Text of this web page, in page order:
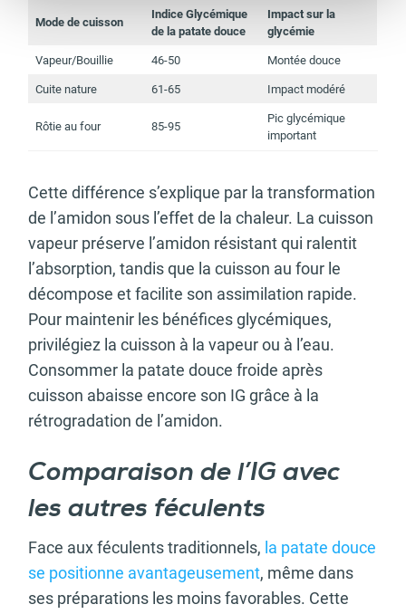
Mode de cuisson
Indice Glycémique
de la patate douce
Impact sur la
glycémie
Vapeur/Bouillie 46-50 Montée douce
Cuite nature 61-65 Impact modéré
Rôtie au four 85-95
Pic glycémique
important
Cette différence s’explique par la transformation
de l’amidon sous l’effet de la chaleur. La cuisson
vapeur préserve l’amidon résistant qui ralentit
l’absorption, tandis que la cuisson au four le
décompose et facilite son assimilation rapide.
Pour maintenir les bénéfices glycémiques,
privilégiez la cuisson à la vapeur ou à l’eau.
Consommer la patate douce froide après
cuisson abaisse encore son IG grâce à la
rétrogradation de l’amidon.
Comparaison de l’IG avec
les autres féculents
Face aux féculents traditionnels, la patate douce
se positionne avantageusement, même dans
ses préparations les moins favorables. Cette